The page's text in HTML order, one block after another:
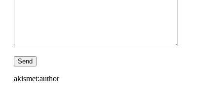
akismet:author